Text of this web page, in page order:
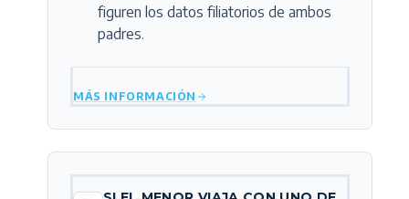
figuren los datos filiatorios de ambos
padres.
MÁS INFORMACIÓN